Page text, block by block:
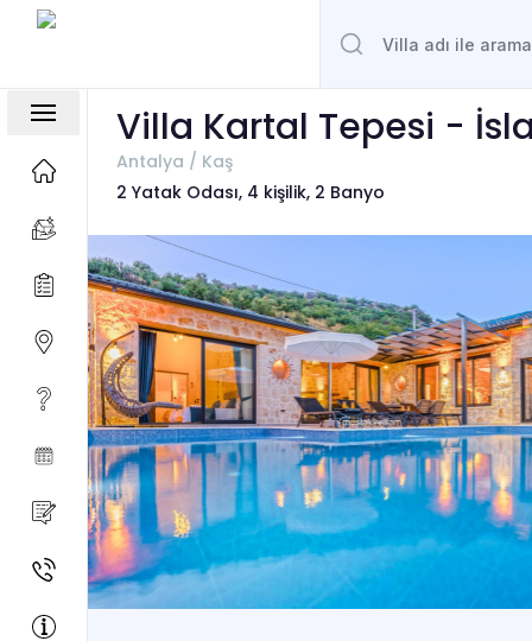
Villa Kartal Tepesi -
Antalya / Kaş
2 Yatak Odası, 4 kişilik, 2 Banyo